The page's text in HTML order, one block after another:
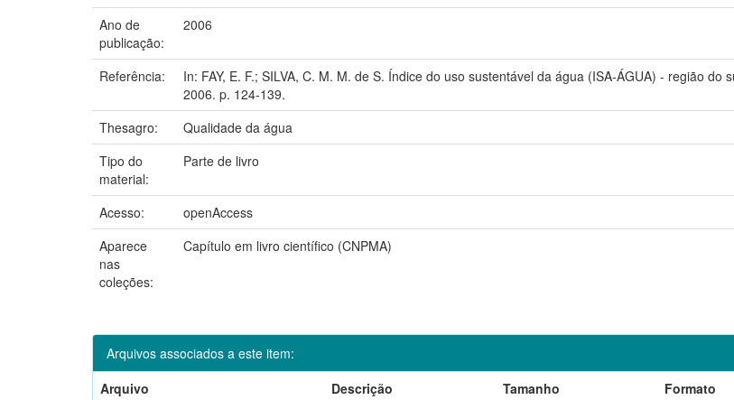
Ano de
publicação:
2006
Referência:
In: FAY, E. F.; SILVA, C. M. M. de S. Índice do uso sustentável da água (ISA-ÁGUA) - região
2006. p. 124-139.
Thesagro:
Qualidade da água
Tipo do
material:
Parte de livro
Acesso:
openAccess
Aparece
nas
coleções:
Capítulo em livro científico (CNPMA)
Arquivos associados a este item:
Arquivo
Descrição Tamanho
Formato